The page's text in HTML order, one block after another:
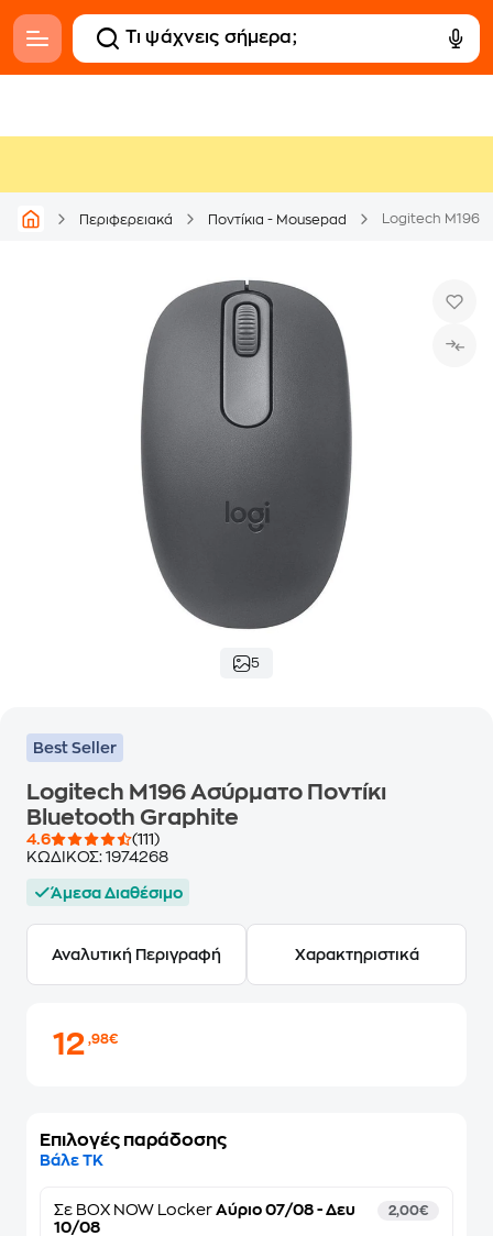
Περιφερειακά Ποντίκια - Mousepad Logitech M196
5
Best Seller
Logitech M196 Ασύρματο Ποντίκι
Bluetooth Graphite
4.6
(111)
ΚΩΔΙΚΟΣ: 1974268
Άμεσα Διαθέσιμο
Αναλυτική Περιγραφή Χαρακτηριστικά
12,98€
Επιλογές παράδοσης
Βάλε ΤΚ
Σε BOX NOW Locker Αύριο 07/08 - Δευ
10/08
2,00€